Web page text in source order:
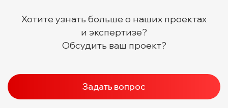
Хотите узнать больше о наших проектах
и экспертизе?
Обсудить ваш проект?
Задать вопрос